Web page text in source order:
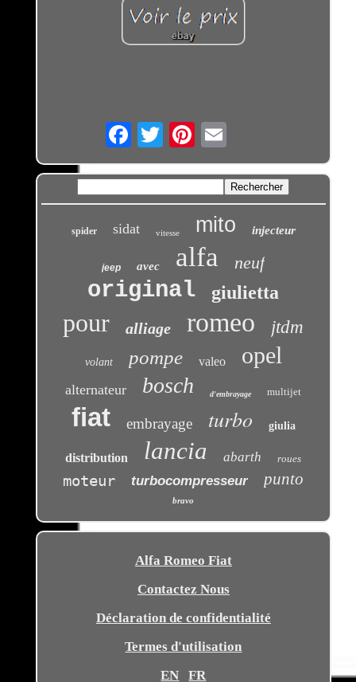
Email
spider sidat vitesse mito injecteur
jeep avec alfa neuf
original giulietta
pour alliage romeo jtdm
volant pompe valeo opel
alternateur bosch d'embrayage multijet
fiat embrayage turbo giulia
distribution lancia abarth roues
moteur turbocompresseur punto
bravo
Alfa Romeo Fiat
Contactez Nous
Déclaration de confidentialité
Termes d'utilisation
EN
FR